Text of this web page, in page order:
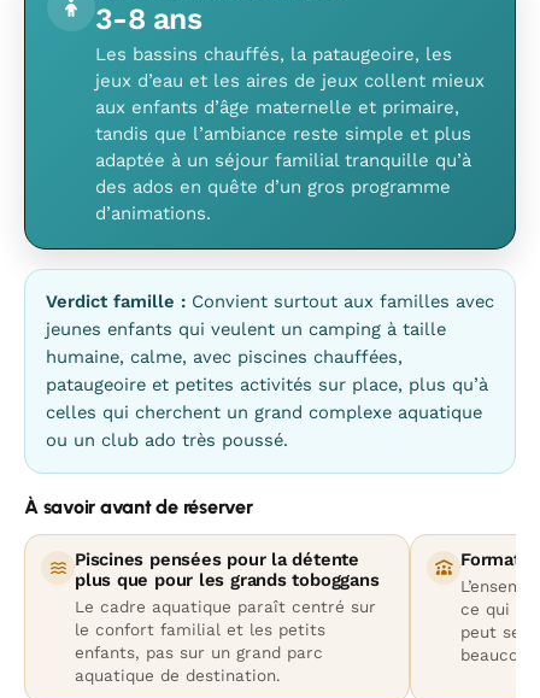
3-8 ans
Les bassins chauffés, la pataugeoire, les
jeux d’eau et les aires de jeux collent mieux
aux enfants d’âge maternelle et primaire,
tandis que l’ambiance reste simple et plus
adaptée à un séjour familial tranquille qu’à
des ados en quête d’un gros programme
d’animations.
Verdict famille : Convient surtout aux familles avec
jeunes enfants qui veulent un camping à taille
humaine, calme, avec piscines chauffées,
pataugeoire et petites activités sur place, plus qu’à
celles qui cherchent un grand complexe aquatique
ou un club ado très poussé.
À savoir avant de réserver
Piscines pensées pour la détente
plus que pour les grands toboggans
Le cadre aquatique paraît centré sur
le confort familial et les petits
enfants, pas sur un grand parc
aquatique de destination.
Format
ce qui
peut